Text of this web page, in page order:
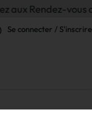
vous de
Se connecter / S'inscrire